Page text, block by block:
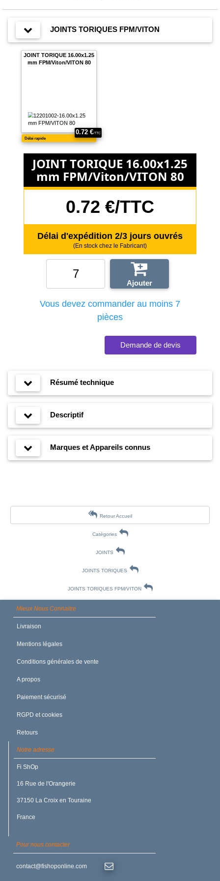
JOINTS TORIQUES FPM/VITON
JOINT TORIQUE 16.00x1.25
mm FPM/Viton/VITON 80
0.72 € /TTC
JOINT TORIQUE 16.00x1.25
mm FPM/Viton/VITON 80
0.72 €/TTC
Délai d'expédition 2/3 jours ouvrés
(En stock chez le Fabricant)
Ajouter
Vous devez commander au moins 7
pièces
Demande de devis
Résumé technique
Descriptif
Marques et Appareils connus
Retour Accueil
Catégories
JOINTS
JOINTS TORIQUES
JOINTS TORIQUES FPM/VITON
Mieux Nous Connaitre
Livraison
Mentions légales
Conditions générales de vente
A propos
Paiement sécurisé
RGPD et cookies
Retours
Notre adresse
Fi ShOp
16 Rue de l'Orangerie
37150 La Croix en Touraine
France
Pour nous contacter
contact@fishoponline.com